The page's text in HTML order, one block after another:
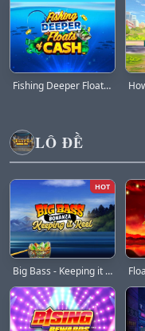
Fishing Deeper Floats of Cash
LÔ ĐỀ
HOT
Big Bass - Keeping it Reel